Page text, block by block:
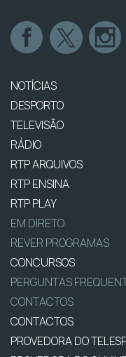
NOTÍCIAS
DESPORTO
TELEVISÃO
RÁDIO
RTP ARQUIVOS
RTP ENSINA
RTP PLAY
EM DIRETO
REVER PROGRAMAS
CONCURSOS
PERGUNTAS
CONTACTOS
CONTACTOS
PROVEDORA DO